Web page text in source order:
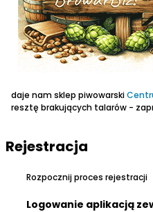
daje nam sklep piwowarski
resztę brakujących talarów -
Rejestracja
Rozpocznij proces rejestracji
Logowanie aplikacją